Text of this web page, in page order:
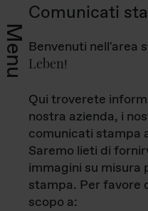
Menu
Comunicati
Benvenuti nell'area
Leben!
Qui troverete
nostra azienda, i
comunicati stampa
Saremo lieti di
immagini su misura
stampa. Per favore
scopo a: